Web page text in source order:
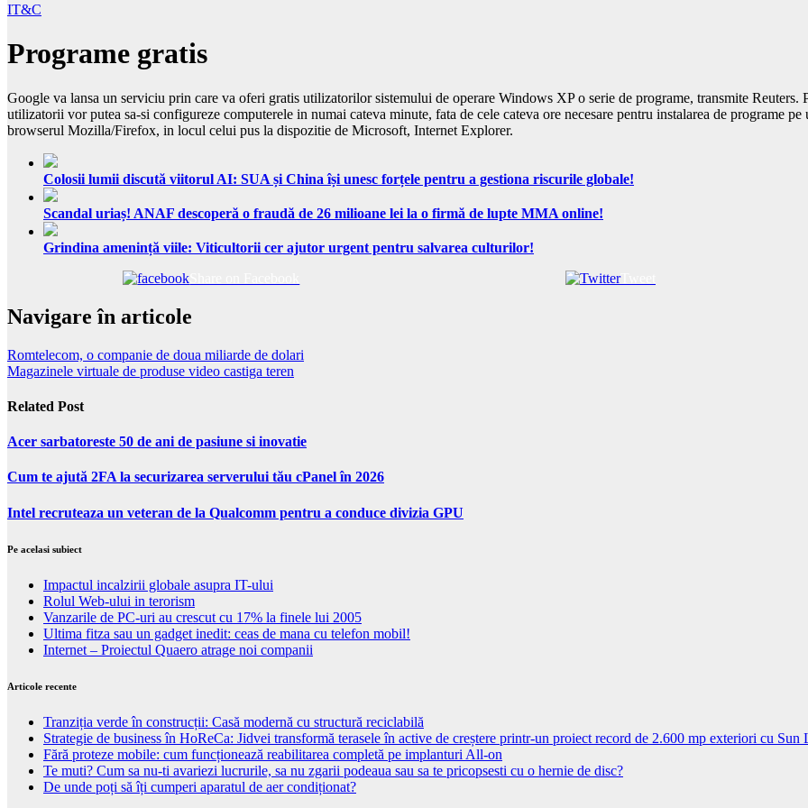
IT&C
Programe gratis
Google va lansa un serviciu prin care va oferi gratis utilizatorilor sistemului de operare Windows XP o serie de programe, transmite
utilizatorii vor putea sa-si configureze computerele in numai cateva minute, fata de cele cateva ore necesare pentru instalarea de programe
browserul Mozilla/Firefox, in locul celui pus la dispozitie de Microsoft, Internet Explorer.
Colosii lumii discută viitorul AI: SUA și China își unesc forțele pentru a gestiona riscurile globale!
Scandal uriaș! ANAF descoperă o fraudă de 26 milioane lei la o firmă de lupte MMA online!
Grindina amenință viile: Viticultorii cer ajutor urgent pentru salvarea culturilor!
Tweet
Navigare în articole
Romtelecom, o companie de doua miliarde de dolari
Magazinele virtuale de produse video castiga teren
Related Post
Acer sarbatoreste 50 de ani de pasiune si inovatie
Cum te ajută 2FA la securizarea serverului tău cPanel în 2026
Intel recruteaza un veteran de la Qualcomm pentru a conduce divizia GPU
Pe acelasi subiect
Impactul incalzirii globale asupra IT-ului
Rolul Web-ului in terorism
Vanzarile de PC-uri au crescut cu 17% la finele lui 2005
Ultima fitza sau un gadget inedit: ceas de mana cu telefon mobil!
Internet – Proiectul Quaero atrage noi companii
Articole recente
Tranziția verde în construcții: Casă modernă cu structură reciclabilă
Strategie de business în HoReCa: Jidvei transformă terasele în active de creștere printr-un proiect record de 2.600 mp exteriori cu Sun
Fără proteze mobile: cum funcționează reabilitarea completă pe implanturi All-on
Te muti? Cum sa nu-ti avariezi lucrurile, sa nu zgarii podeaua sau sa te pricopsesti cu o hernie de disc?
De unde poți să îți cumperi aparatul de aer condiționat?